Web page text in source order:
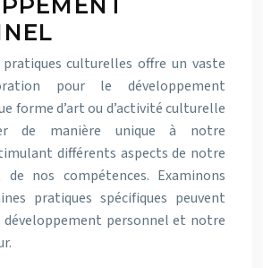
culturelles offre un vaste
pour le développement
forme d’art ou d’activité culturelle
de manière unique à notre
différents aspects de notre
nos compétences. Examinons
pratiques spécifiques peuvent
personnel et notre